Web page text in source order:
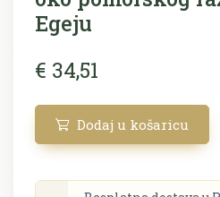
Egeju
€ 34,51
Dodaj u košaricu